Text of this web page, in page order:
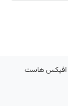
افیکس هاست